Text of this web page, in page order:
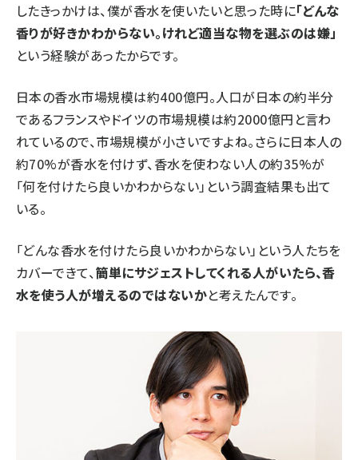
したきっかけは、僕が香水を使いたいと思った時に「どんな
香りが好きかわからない。けれど適当な物を選ぶのは嫌」
という経験があったからです。
日本の香水市場規模は約400億円。人口が日本の約半分
であるフランスやドイツの市場規模は約2000億円と言わ
れているので、市場規模が小さいですよね。さらに日本人の
約70%が香水を付けず、香水を使わない人の約35%が
「何を付けたら良いかわからない」という調査結果も出て
いる。
「どんな香水を付けたら良いかわからない」という人たちを
カバーできて、簡単にサジェストしてくれる人がいたら、香
水を使う人が増えるのではないかと考えたんです。